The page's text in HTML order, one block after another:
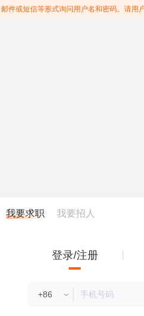
或短信等形式询问用户名和密码。请用
我要求职 我要招人
登录/注册